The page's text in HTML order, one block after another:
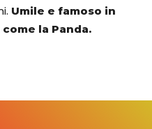
Umile e famoso in
la Panda.